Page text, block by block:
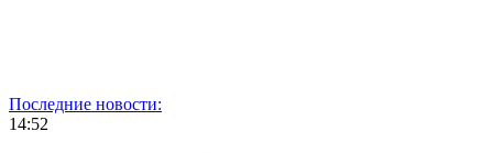
Последние новости:
14:52